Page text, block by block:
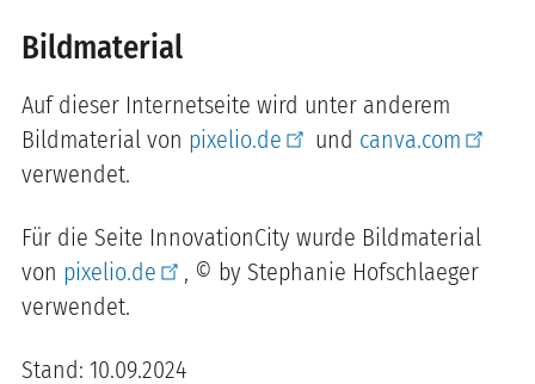
Bildmaterial
Auf dieser Internetseite wird unter anderem
Bildmaterial von pixelio.de und canva.com
verwendet.
Für die Seite InnovationCity wurde Bildmaterial
von pixelio.de
, © by Stephanie Hofschlaeger
verwendet.
Stand: 10.09.2024